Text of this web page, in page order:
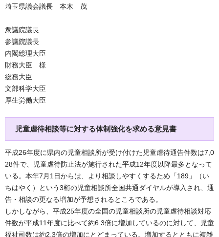
埼玉県議会議長 本木 茂
衆議院議長
参議院議長
内閣総理大臣
財務大臣 様
総務大臣
文部科学大臣
厚生労働大臣
児童虐待相談等に対する体制強化を求める意見書
平成26年度に県内の児童相談所が受け付けた児童虐待通告件数は7,0
28件で、児童虐待防止法が施行された平成12年度以降最多となって
いる。本年7月1日からは、より相談しやすくするため「189」（い
ちはやく）という3桁の児童相談所全国共通ダイヤルが導入され、通
告・相談の更なる増加が予想されるところである。
しかしながら、平成25年度の全国の児童相談所の児童虐待相談対応
件数が平成11年度に比べて約6.3倍に増加しているのに対して、児童
福祉司数は約2.3倍の増加にとどまっている。増加するとともに複雑